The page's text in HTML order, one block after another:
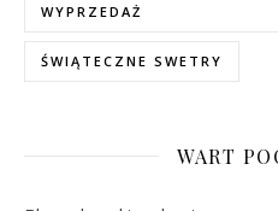
WYPRZEDAŻ
ŚWIĄTECZNE SWETRY
WART